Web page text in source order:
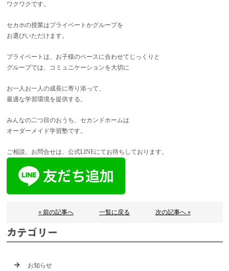
ワクワクです。
セカホの授業はプライベートかグループを
お選びいただけます。
プライベートは、お子様のペースに合わせてじっくりと
グループでは、コミュニケーションを大切に
お一人お一人の成長に寄り添って、
最適な学習環境を提供する。
みんなの二つ目のおうち、セカンドホームは
オーダーメイド学習塾です。
ご相談、お問合せは、公式LINEにてお待ちしております。
« 前の記事へ 一覧に戻る 次の記事へ »
カテゴリー
お知らせ